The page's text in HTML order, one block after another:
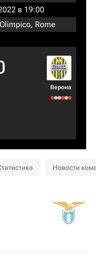
в 19:00
Rome
Верона
Новости